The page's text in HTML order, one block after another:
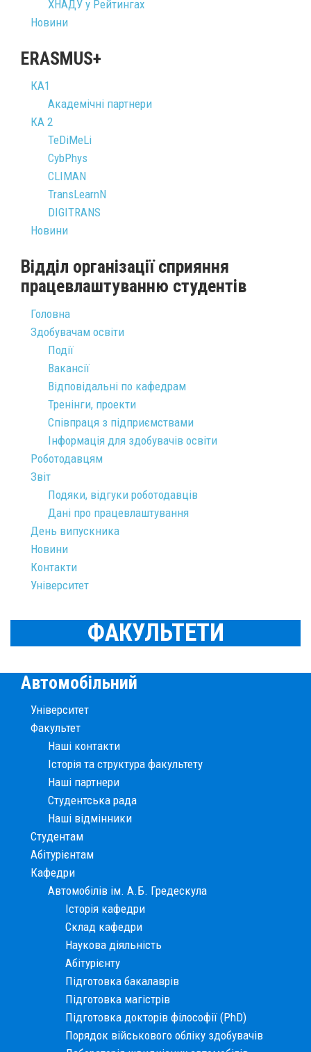
ХНАДУ у Рейтингах
Новини
ERASMUS+
КА1
Академічні партнери
КА 2
TeDiMeLi
CybPhys
CLIMAN
TransLearnN
DIGITRANS
Новини
Відділ організації сприяння
працевлаштуванню студентів
Головна
Здобувачам освіти
Події
Вакансії
Відповідальні по кафедрам
Тренінги, проекти
Співпраця з підприємствами
Інформація для здобувачів освіти
Роботодавцям
Звіт
Подяки, відгуки роботодавців
Дані про працевлаштування
День випускника
Новини
Контакти
Університет
ФАКУЛЬТЕТИ
Автомобільний
Університет
Факультет
Наші контакти
Історія та структура факультету
Наші партнери
Студентська рада
Наші відмінники
Студентам
Абітурієнтам
Кафедри
Автомобілів ім. А.Б. Гредескула
Історія кафедри
Склад кафедри
Наукова діяльність
Абітурієнту
Підготовка бакалаврів
Підготовка магістрів
Підготовка докторів філософії (PhD)
Порядок військового обліку здобувачів